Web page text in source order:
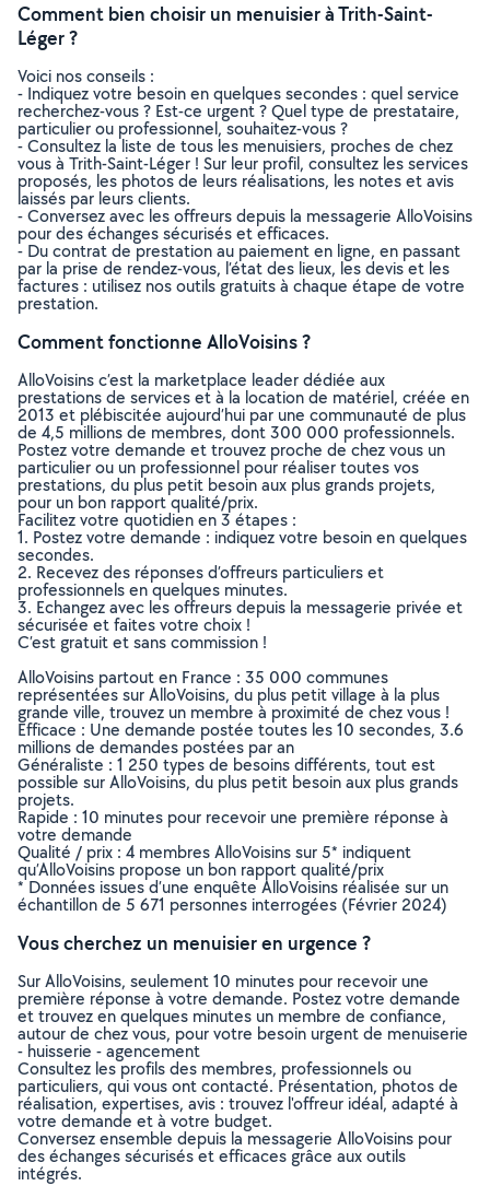
Comment bien choisir un menuisier à Trith-Saint-
Léger ?
Voici nos conseils :
- Indiquez votre besoin en quelques secondes : quel service
recherchez-vous ? Est-ce urgent ? Quel type de prestataire,
particulier ou professionnel, souhaitez-vous ?
- Consultez la liste de tous les menuisiers, proches de chez
vous à Trith-Saint-Léger ! Sur leur profil, consultez les services
proposés, les photos de leurs réalisations, les notes et avis
laissés par leurs clients.
- Conversez avec les offreurs depuis la messagerie AlloVoisins
pour des échanges sécurisés et efficaces.
- Du contrat de prestation au paiement en ligne, en passant
par la prise de rendez-vous, l’état des lieux, les devis et les
factures : utilisez nos outils gratuits à chaque étape de votre
prestation.
Comment fonctionne AlloVoisins ?
AlloVoisins c’est la marketplace leader dédiée aux
prestations de services et à la location de matériel, créée en
2013 et plébiscitée aujourd’hui par une communauté de plus
de 4,5 millions de membres, dont 300 000 professionnels.
Postez votre demande et trouvez proche de chez vous un
particulier ou un professionnel pour réaliser toutes vos
prestations, du plus petit besoin aux plus grands projets,
pour un bon rapport qualité/prix.
Facilitez votre quotidien en 3 étapes :
1. Postez votre demande : indiquez votre besoin en quelques
secondes.
2. Recevez des réponses d’offreurs particuliers et
professionnels en quelques minutes.
3. Echangez avec les offreurs depuis la messagerie privée et
sécurisée et faites votre choix !
C’est gratuit et sans commission !
AlloVoisins partout en France : 35 000 communes
représentées sur AlloVoisins, du plus petit village à la plus
grande ville, trouvez un membre à proximité de chez vous !
Efficace : Une demande postée toutes les 10 secondes, 3.6
millions de demandes postées par an
Généraliste : 1 250 types de besoins différents, tout est
possible sur AlloVoisins, du plus petit besoin aux plus grands
projets.
Rapide : 10 minutes pour recevoir une première réponse à
votre demande
Qualité / prix : 4 membres AlloVoisins sur 5* indiquent
qu’AlloVoisins propose un bon rapport qualité/prix
* Données issues d’une enquête AlloVoisins réalisée sur un
échantillon de 5 671 personnes interrogées (Février 2024)
Vous cherchez un menuisier en urgence ?
Sur AlloVoisins, seulement 10 minutes pour recevoir une
première réponse à votre demande. Postez votre demande
et trouvez en quelques minutes un membre de confiance,
autour de chez vous, pour votre besoin urgent de menuiserie
- huisserie - agencement
Consultez les profils des membres, professionnels ou
particuliers, qui vous ont contacté. Présentation, photos de
réalisation, expertises, avis : trouvez l'offreur idéal, adapté à
votre demande et à votre budget.
Conversez ensemble depuis la messagerie AlloVoisins pour
des échanges sécurisés et efficaces grâce aux outils
intégrés.